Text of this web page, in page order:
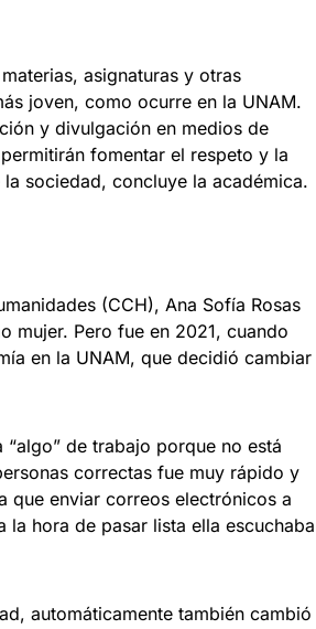
asignaturas y otras
joven, como ocurre en la UNAM.
y divulgación en medios de
fomentar el respeto y la
sociedad, concluye la académica.
(CCH), Ana Sofía Rosas
mujer. Pero fue en 2021, cuando
en la UNAM, que decidió cambiar
de trabajo porque no está
correctas fue muy rápido y
que enviar correos electrónicos a
hora de pasar lista ella escuchaba
automáticamente también cambió